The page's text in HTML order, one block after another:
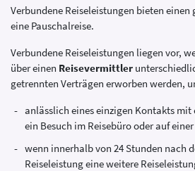
Verbundene Reiseleistungen bieten einen
eine Pauschalreise.
Verbundene Reiseleistungen liegen vor,
über einen Reisevermittler
getrennten Verträgen erworben werden,
anlässlich eines einzigen Kontakts mit
ein Besuch im Reisebüro oder auf
wenn innerhalb von 24 Stunden nach
Reiseleistung eine weitere